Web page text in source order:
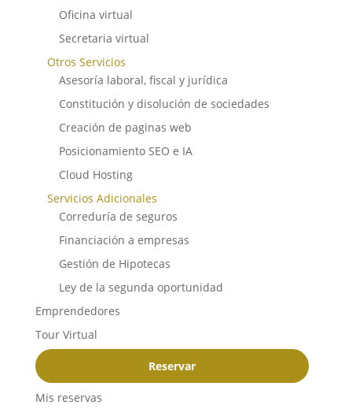
Oficina virtual
Secretaria virtual
Otros Servicios
Asesoría laboral, fiscal y jurídica
Constitución y disolución de sociedades
Creación de paginas web
Posicionamiento SEO e IA
Cloud Hosting
Servicios Adicionales
Correduría de seguros
Financiación a empresas
Gestión de Hipotecas
Ley de la segunda oportunidad
Emprendedores
Tour Virtual
Reservar
Mis reservas